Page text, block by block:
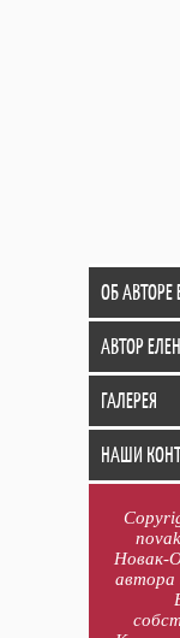
ОБ АВТОРЕ
АВТОР
ГАЛЕРЕЯ
НАШИ
Новак-
автора